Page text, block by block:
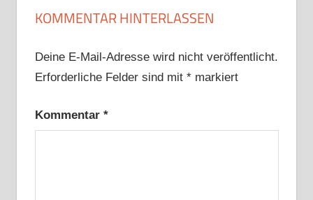
KOMMENTAR HINTERLASSEN
Deine E-Mail-Adresse wird nicht veröffentlicht.
Erforderliche Felder sind mit *markiert
Kommentar *